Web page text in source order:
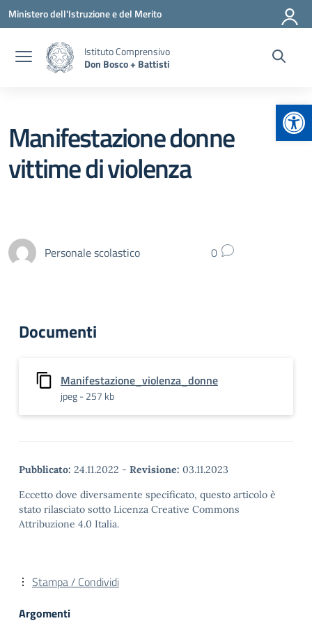
Vai ai contenuti
Vai al menu di navigazione
Vai al footer
Ministero dell'Istruzione e del Merito
Istituto Comprensivo
Don Bosco + Battisti
Manifestazione donne
vittime di violenza
Personale scolastico 0
Documenti
Manifestazione_violenza_donne
jpeg - 257 kb
Pubblicato: 24.11.2022 - Revisione: 03.11.2023
Eccetto dove diversamente specificato, questo articolo è
stato rilasciato sotto Licenza Creative Commons
Attribuzione 4.0 Italia.
Stampa / Condividi
Argomenti